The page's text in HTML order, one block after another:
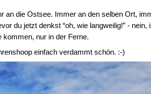
an die Ostsee. Immer an den selben Ort,
du jetzt denkst “oh, wie langweilig!” - nein,
nur in der Ferne.
einfach verdammt schön. :-)